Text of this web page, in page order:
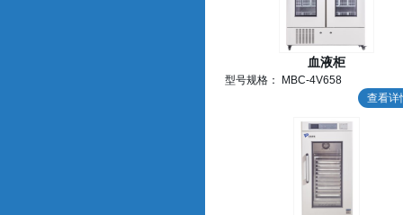
血液柜
型号规格： MBC-4V658
查看详